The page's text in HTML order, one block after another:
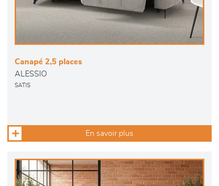
Canapé 2,5 places
ALESSIO
SATIS
En savoir plus